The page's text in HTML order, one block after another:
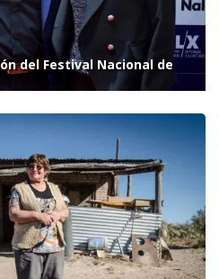
del Festival Nacional de